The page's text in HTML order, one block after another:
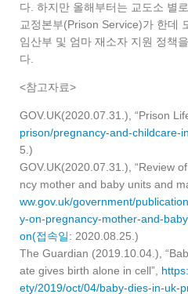
다. 하지만 올해부터는 교도소 별
교정본부(Prison Service)가 한데
임산부 및 엄마 재소자 지원 정책
다.
<참고자료>
GOV.UK(2020.07.31.), “Prison
prison/pregnancy-and-childcare-
5.)
GOV.UK(2020.07.31.), “Review
ncy mother and baby units and
ww.gov.uk/government/
y-on-pregnancy-mother-and-
on(접속일: 2020.08.25.)
The Guardian (2019.10.04.),
ate gives birth alone in cell”,
ety/2019/oct/04/baby-dies-in-uk-